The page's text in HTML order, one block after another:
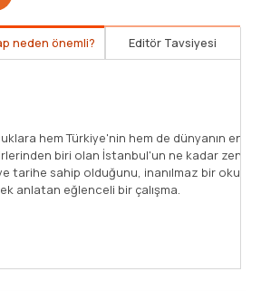
neden önemli? Editör Tavsiyesi
Türkiye'nin hem de dünyanın en
biri olan İstanbul'un ne kadar zengin
sahip olduğunu, inanılmaz bir okuma
eğlenceli bir çalışma.